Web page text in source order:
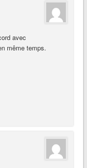
avec
même temps.